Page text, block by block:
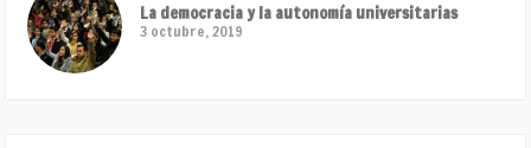
La democracia y la autonomía universitarias
3 octubre, 2019